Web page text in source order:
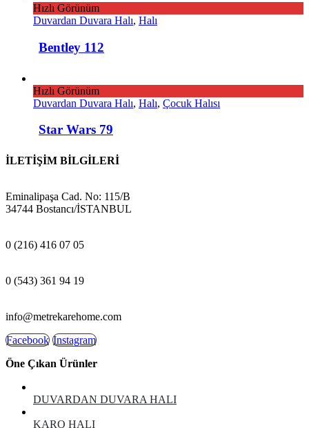
Hızlı Görünüm
Duvardan Duvara Halı, Halı
Bentley 112
Hızlı Görünüm
Duvardan Duvara Halı, Halı, Çocuk Halısı
Star Wars 79
İLETİŞİM BİLGİLERİ
Eminalipaşa Cad. No: 115/B
34744 Bostancı/İSTANBUL
0 (216) 416 07 05
0 (543) 361 94 19
info@metrekarehome.com
Facebook Instagram
Öne Çıkan Ürünler
DUVARDAN DUVARA HALI
KARO HALI